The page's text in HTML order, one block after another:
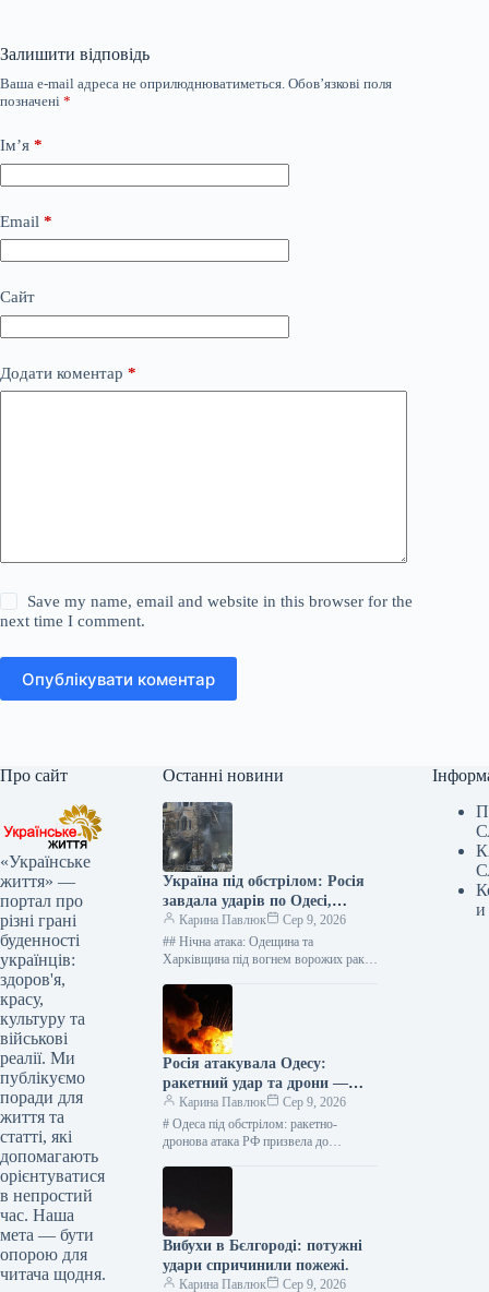
Залишити відповідь
Ваша e-mail адреса не оприлюднюватиметься. Обов’язкові поля
позначені *
Ім’я *
Email *
Сайт
Додати коментар *
Save my name, email and website in this browser for the
next time I comment.
Опублікувати коментар
Про сайт
«Українське
життя» —
портал про
різні грані
буденності
українців:
здоров'я,
красу,
культуру та
військові
реалії. Ми
публікуємо
поради для
життя та
статті, які
допомагають
орієнтуватися
в непростий
час. Наша
мета — бути
опорою для
читача щодня.
Останні новини
Україна під обстрілом: Росія
завдала ударів по Одесі,
Харкову та Житомиру –
з’ясовуємо наслідки
Карина Павлюк
Сер 9, 2026
## Нічна атака: Одещина та
Харківщина під вогнем ворожих ракет
неділю, 9 серпня,…
Росія атакувала Одесу:
ракетний удар та дрони —
оперативні новини
Карина Павлюк
Сер 9, 2026
# Одеса під обстрілом: ракетно-
дронова атака РФ призвела до
Вибухи в Бєлгороді: потужні
удари спричинили пожежі.
Карина Павлюк Сер 9, 2026
и